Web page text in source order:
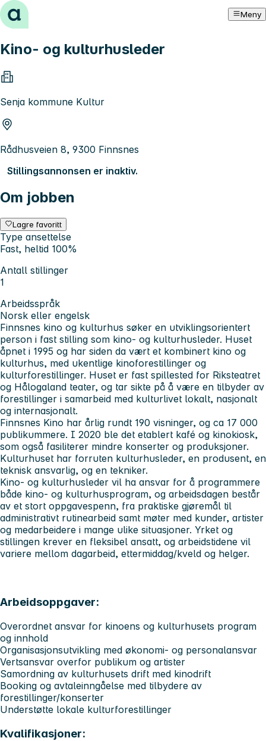
Hopp til innhold Meny
Kino- og kulturhusleder
Senja kommune Kultur
Rådhusveien 8, 9300 Finnsnes
Stillingsannonsen er inaktiv.
Om jobben
Lagre favoritt
Type ansettelse
Fast, heltid 100%
Antall stillinger
1
Arbeidsspråk
Norsk eller engelsk
Finnsnes kino og kulturhus søker en utviklingsorientert
person i fast stilling som kino- og kulturhusleder. Huset
åpnet i 1995 og har siden da vært et kombinert kino og
kulturhus, med ukentlige kinoforestillinger og
kulturforestillinger. Huset er fast spillested for Riksteatret
og Hålogaland teater, og tar sikte på å være en tilbyder av
forestillinger i samarbeid med kulturlivet lokalt, nasjonalt
og internasjonalt.
Finnsnes Kino har årlig rundt 190 visninger, og ca 17 000
publikummere. I 2020 ble det etablert kafé og kinokiosk,
som også fasiliterer mindre konserter og produksjoner.
Kulturhuset har forruten kulturhusleder, en produsent, en
teknisk ansvarlig, og en tekniker.
Kino- og kulturhusleder vil ha ansvar for å programmere
både kino- og kulturhusprogram, og arbeidsdagen består
av et stort oppgavespenn, fra praktiske gjøremål til
administrativt rutinearbeid samt møter med kunder, artister
og medarbeidere i mange ulike situasjoner. Yrket og
stillingen krever en fleksibel ansatt, og arbeidstidene vil
variere mellom dagarbeid, ettermiddag/kveld og helger.
Arbeidsoppgaver:
Overordnet ansvar for kinoens og kulturhusets program
og innhold
Organisasjonsutvikling med økonomi- og personalansvar
Vertsansvar overfor publikum og artister
Samordning av kulturhusets drift med kinodrift
Booking og avtaleinngåelse med tilbydere av
forestillinger/konserter
Understøtte lokale kulturforestillinger
Kvalifikasjoner: